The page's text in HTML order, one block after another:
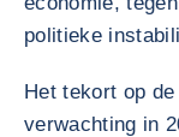
politieke
Het tekort op
verwachting in